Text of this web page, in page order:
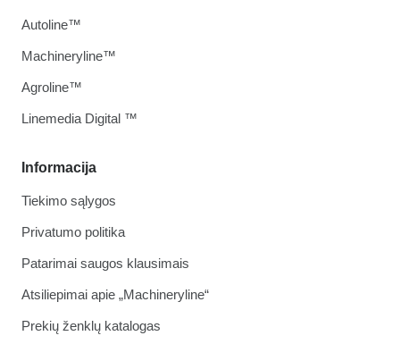
Informacija
Tiekimo sąlygos
Privatumo politika
Patarimai saugos klausimais
Atsiliepimai apie „Machineryline“
Prekių ženklų katalogas
Autoline™
Machineryline™
Agroline™
Linemedia Digital ™